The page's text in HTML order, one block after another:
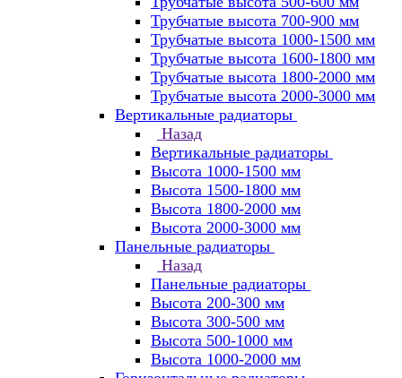
Трубчатые высота 700-900 мм
Трубчатые высота 1000-1500 мм
Трубчатые высота 1600-1800 мм
Трубчатые высота 1800-2000 мм
Трубчатые высота 2000-3000 мм
Вертикальные радиаторы
Назад
Вертикальные радиаторы
Высота 1000-1500 мм
Высота 1500-1800 мм
Высота 1800-2000 мм
Высота 2000-3000 мм
Панельные радиаторы
Назад
Панельные радиаторы
Высота 200-300 мм
Высота 300-500 мм
Высота 500-1000 мм
Высота 1000-2000 мм